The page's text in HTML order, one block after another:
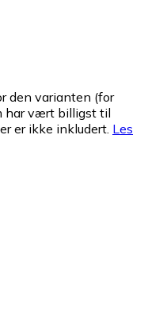
den varianten (for
har vært billigst til
er ikke inkludert. Les